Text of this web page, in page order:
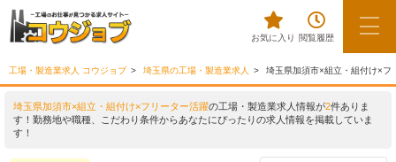
お気に入り 閲覧履歴
工場・製造業求人 コウジョブ 埼玉県の工場・製造業求人 埼玉県加須市×組立・組付け×フ
埼玉県加須市×組立・組付け×フリーター活躍の工場・製造業求人情報が2件ありま
す！勤務地や職種、こだわり条件からあなたにぴったりの求人情報を掲載していま
す！